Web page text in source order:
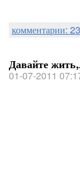
комментарии: 23
Давайте
01-07-2011